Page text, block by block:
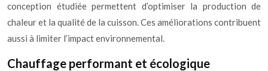
conception étudiée permettent d’optimiser la production de
chaleur et la qualité de la cuisson. Ces améliorations contribuent
aussi à limiter l’impact environnemental.
Chauffage performant et écologique